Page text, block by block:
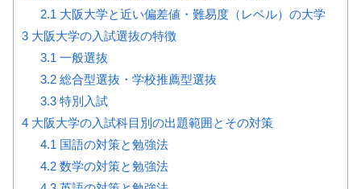
2.1 大阪大学と近い偏差値・難易度（レベル）の大学
3 大阪大学の入試選抜の特徴
3.1 一般選抜
3.2総合型選抜・学校推薦型選抜
3.3特別入試
4 大阪大学の入試科目別の出題範囲とその対策
4.1 国語の対策と勉強法
4.2数学の対策と勉強法